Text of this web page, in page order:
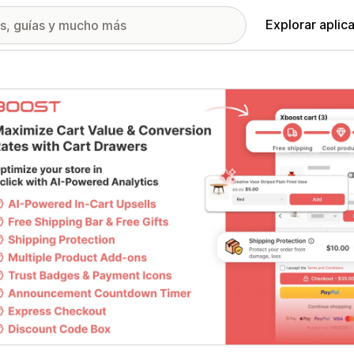
Explorar
de imágenes destacadas